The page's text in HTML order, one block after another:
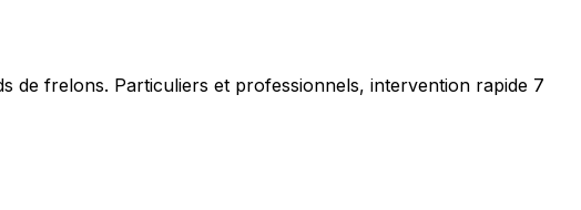
de frelons. Particuliers et professionnels, intervention rapide 7